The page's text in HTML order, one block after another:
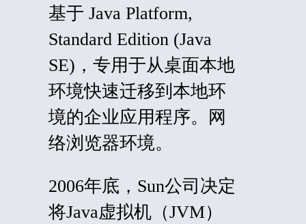
基于 Java Platform,
Standard Edition (Java
SE)，专用于从桌面本地
环境快速迁移到本地环
境的企业应用程序。网
络浏览器环境。
2006年底，Sun公司决定
将Java虚拟机（JVM）